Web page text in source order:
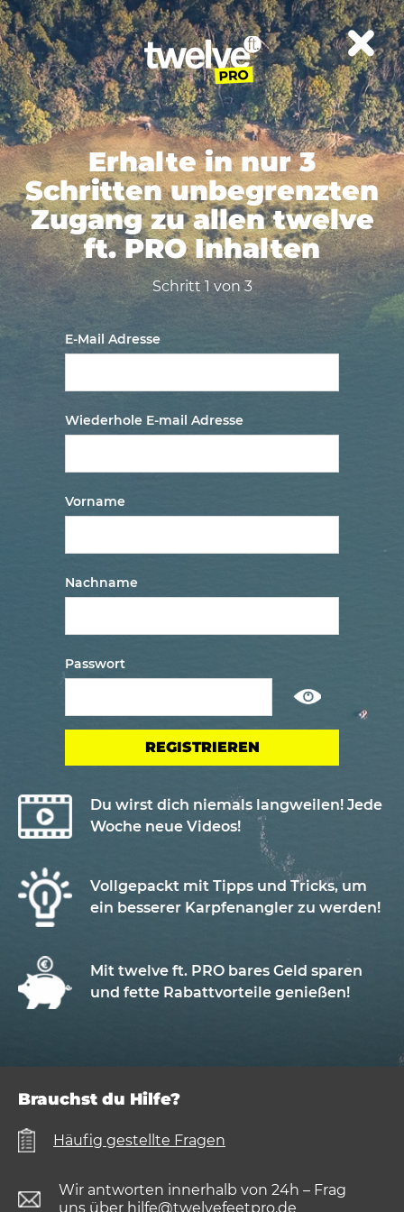
Erhalte in nur 3
Schritten unbegrenzten
Zugang zu allen twelve
ft. PRO Inhalten
Schritt 1 von 3
E-Mail Adresse
Wiederhole E-mail Adresse
Vorname
Nachname
Passwort
ausblenden
passwort
Du wirst dich niemals langweilen! Jede
Woche neue Videos!
Vollgepackt mit Tipps und Tricks, um
ein besserer Karpfenangler zu werden!
Mit twelve ft. PRO bares Geld sparen
und fette Rabattvorteile genießen!
Brauchst du Hilfe?
Häufig gestellte Fragen
Wir antworten innerhalb von 24h – Frag
uns über hilfe@twelvefeetpro.de